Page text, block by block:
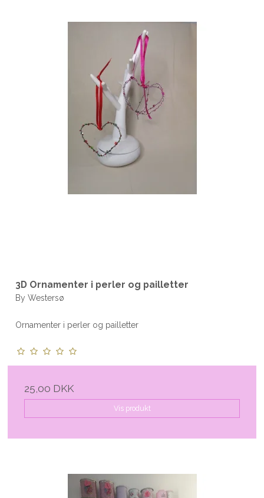
3D Ornamenter i perler og pailletter
By Westersø
Ornamenter i perler og pailletter
25,00 DKK
Vis produkt